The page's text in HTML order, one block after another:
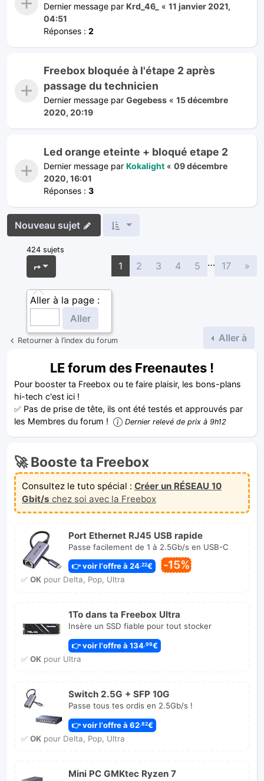
Dernier message par Krd_46_ « 11 janvier 2021,
04:51
Réponses : 2
Freebox bloquée à l'étape 2 après
passage du technicien
Dernier message par Gegebess « 15 décembre
2020, 20:19
Led orange eteinte + bloqué etape 2
Dernier message par Kokalight « 09 décembre
2020, 16:01
Réponses : 3
Nouveau sujet
424 sujets
Page
Aller à la page :
1 2 3 4 5 … 17 »
Retourner à l’index du forum Aller à
LE forum des Freenautes !
Pour booster ta Freebox ou te faire plaisir, les bons-plans
hi-tech c'est ici !
✅ Pas de prise de tête, ils ont été testés et approuvés par
les Membres du forum !
Dernier relevé de prix à 9h12
🚀 Booste ta Freebox
Consultez le tuto spécial : Créer un RÉSEAU 10
Gbit/s chez soi avec la Freebox
Port Ethernet RJ45 USB rapide
Passe facilement de 1 à 2.5Gb/s en USB-C
👉 voir l'offre à 24 ,22€ -15%
✅ OKpour Delta, Pop, Ultra
1To dans ta Freebox Ultra
Insère un SSD fiable pour tout stocker
👉 voir l'offre à 134 ,99€
✅ OKpour Ultra
Switch 2.5G + SFP 10G
Passe tous tes ordis en 2.5Gb/s !
👉 voir l'offre à 62,82€
✅ OKpour Delta, Pop, Ultra
Mini PC GMKtec Ryzen 7